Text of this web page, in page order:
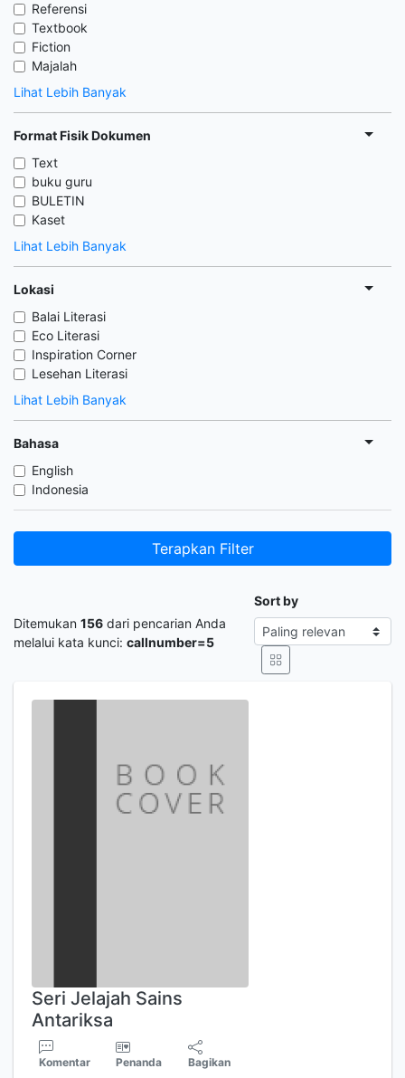
Referensi
Textbook
Fiction
Majalah
Lihat Lebih Banyak
Format Fisik Dokumen
Text
buku guru
BULETIN
Kaset
Lihat Lebih Banyak
Lokasi
Balai Literasi
Eco Literasi
Inspiration Corner
Lesehan Literasi
Lihat Lebih Banyak
Bahasa
English
Indonesia
Terapkan Filter
Ditemukan 156 dari pencarian Anda
melalui kata kunci: callnumber=5
Sort by
Seri Jelajah Sains
Antariksa
Komentar Penanda Bagikan